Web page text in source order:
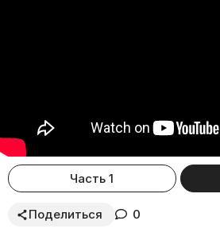
Часть 1
Поделиться 0